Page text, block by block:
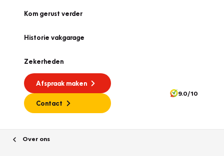
Kom gerust verder
Historie vakgarage
Zekerheden
Afspraak maken
Contact
9.0/10
Over ons